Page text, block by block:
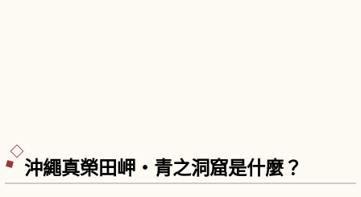
沖繩真榮田岬・青之洞窟是什麼？